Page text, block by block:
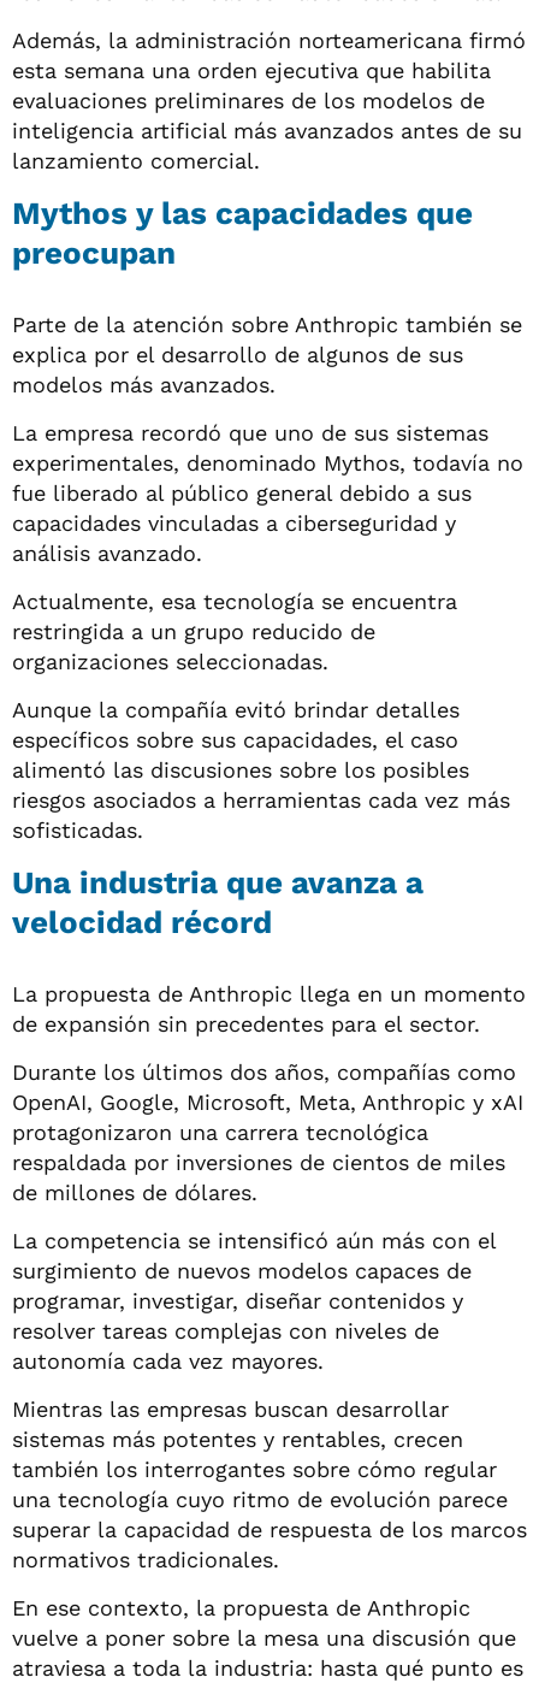
Además, la administración norteamericana firmó
esta semana una orden ejecutiva que habilita
evaluaciones preliminares de los modelos de
inteligencia artificial más avanzados antes de su
lanzamiento comercial.
Mythos y las capacidades que
preocupan
Parte de la atención sobre Anthropic también se
explica por el desarrollo de algunos de sus
modelos más avanzados.
La empresa recordó que uno de sus sistemas
experimentales, denominado Mythos, todavía no
fue liberado al público general debido a sus
capacidades vinculadas a ciberseguridad y
análisis avanzado.
Actualmente, esa tecnología se encuentra
restringida a un grupo reducido de
organizaciones seleccionadas.
Aunque la compañía evitó brindar detalles
específicos sobre sus capacidades, el caso
alimentó las discusiones sobre los posibles
riesgos asociados a herramientas cada vez más
sofisticadas.
Una industria que avanza a
velocidad récord
La propuesta de Anthropic llega en un momento
de expansión sin precedentes para el sector.
Durante los últimos dos años, compañías como
OpenAI, Google, Microsoft, Meta, Anthropic y xAI
protagonizaron una carrera tecnológica
respaldada por inversiones de cientos de miles
de millones de dólares.
La competencia se intensificó aún más con el
surgimiento de nuevos modelos capaces de
programar, investigar, diseñar contenidos y
resolver tareas complejas con niveles de
autonomía cada vez mayores.
Mientras las empresas buscan desarrollar
sistemas más potentes y rentables, crecen
también los interrogantes sobre cómo regular
una tecnología cuyo ritmo de evolución parece
superar la capacidad de respuesta de los marcos
normativos tradicionales.
En ese contexto, la propuesta de Anthropic
vuelve a poner sobre la mesa una discusión que
atraviesa a toda la industria: hasta qué punto es